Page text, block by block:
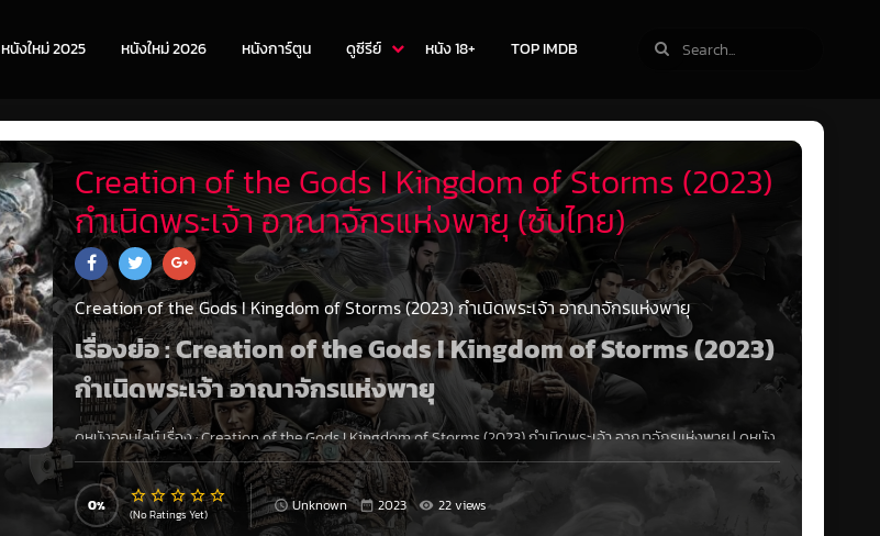
หนังใหม่ 2025 หนังใหม่ 2026 หนังการ์ตูน ดูซีรีย์ หนัง 18+ TOP IMDB
Creation of the Gods I Kingdom of Storms (2023)
กําเนิดพระเจ้า อาณาจักรแห่งพายุ (ซับไทย)
Creation of the Gods I Kingdom of Storms (2023) กําเนิดพระเจ้า อาณาจักรแห่งพายุ
เรื่องย่อ : Creation of the Gods I Kingdom of Storms (2023)
กําเนิดพระเจ้า อาณาจักรแห่งพายุ
ดูหนังออนไลน์ เรื่อง:Creation of the Gods I Kingdom of Storms (2023) กําเนิดพระเจ้า อาณาจักรแห่งพายุ|ดูหนัง
ออนไลน์พากย์ไทย+ซับไทย1080Pเต็มเรื่อง เมื่อใต้หล้าต่างระส่ำระสายภายใต้อำนาจของประมุขทรราชแห่งราชวงศ์ซาง
นักพรตเชียนจึงต้องนำม้วนกระดาษศักดิ์สิทธิ์มายังโลกมนุษย์ เพื่อ ชำระล้างชะตาต้องสาปให้อาณาจักร
0 (No Ratings Yet) Unknown 2023 22 views